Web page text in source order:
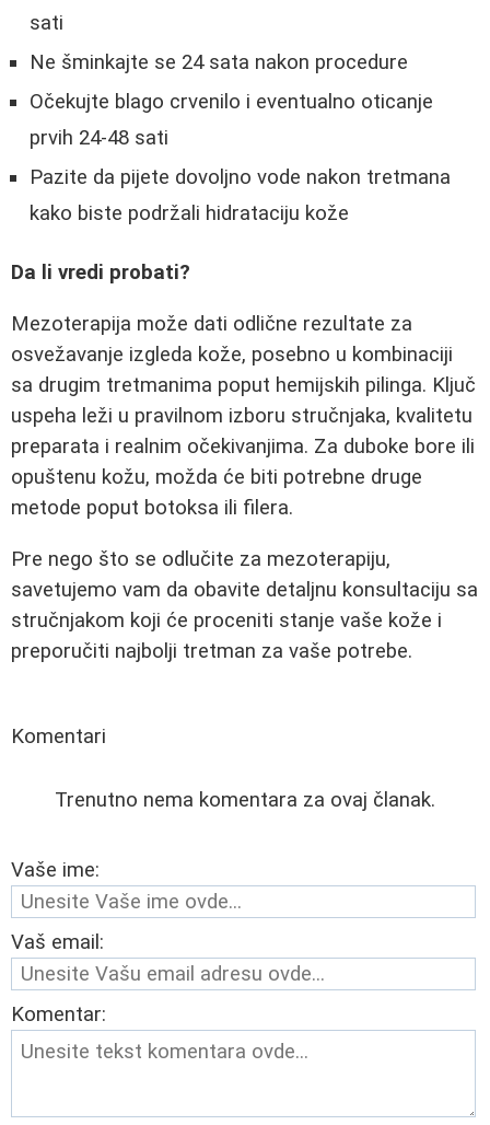
sati
Ne šminkajte se 24 sata nakon procedure
Očekujte blago crvenilo i eventualno oticanje
prvih 24-48 sati
Pazite da pijete dovoljno vode nakon tretmana
kako biste podržali hidrataciju kože
Da li vredi probati?
Mezoterapija može dati odlične rezultate za
osvežavanje izgleda kože, posebno u kombinaciji
sa drugim tretmanima poput hemijskih pilinga. Ključ
uspeha leži u pravilnom izboru stručnjaka, kvalitetu
preparata i realnim očekivanjima. Za duboke bore ili
opuštenu kožu, možda će biti potrebne druge
metode poput botoksa ili filera.
Pre nego što se odlučite za mezoterapiju,
savetujemo vam da obavite detaljnu konsultaciju sa
stručnjakom koji će proceniti stanje vaše kože i
preporučiti najbolji tretman za vaše potrebe.
Komentari
Trenutno nema komentara za ovaj članak.
Vaše ime:
Vaš email:
Komentar: